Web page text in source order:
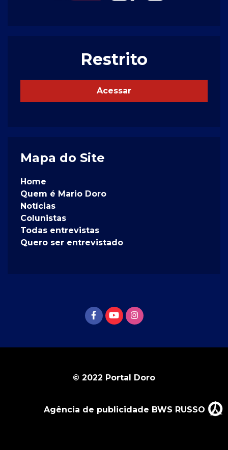
Restrito
Acessar
Mapa do Site
Home
Quem é Mario Doro
Notícias
Colunistas
Todas entrevistas
Quero ser entrevistado
© 2022 Portal Doro
Agência de publicidade BWS RUSSO